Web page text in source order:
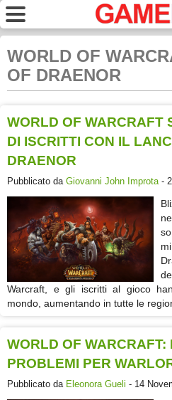
WORLD OF
OF DRAENOR
WORLD OF WARCRAFT
DI ISCRITTI CON IL
DRAENOR
Pubblicato da Giovanni John Improta-
Warcraft, e gli iscritti al gioco
mondo, aumentando in tutte le
WORLD OF WARCRAFT:
PROBLEMI PER
Pubblicato da Eleonora Gueli - 14